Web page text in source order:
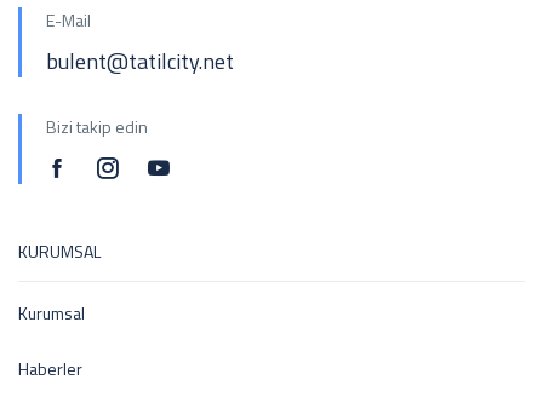
E-Mail
bulent@tatilcity.net
Bizi takip edin
KURUMSAL
Kurumsal
Haberler